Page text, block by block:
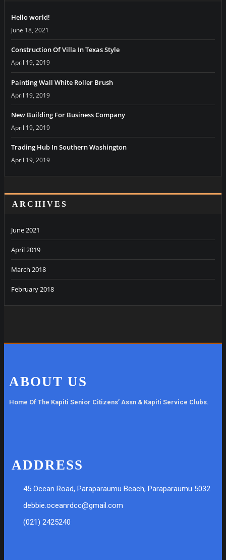
Hello world!
June 18, 2021
Construction Of Villa In Texas Style
April 19, 2019
Painting Wall White Roller Brush
April 19, 2019
New Building For Business Company
April 19, 2019
Trading Hub In Southern Washington
April 19, 2019
ARCHIVES
June 2021
April 2019
March 2018
February 2018
ABOUT US
Home Of The Kapiti Senior Citizens’ Assn & Kapiti Service Clubs.
ADDRESS
45 Ocean Road, Paraparaumu Beach, Paraparaumu 5032
debbie.oceanrdcc@gmail.com
(021) 2425240